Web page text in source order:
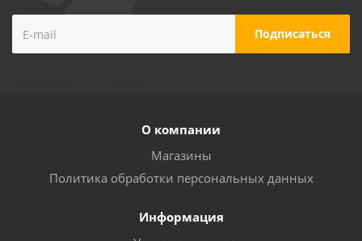
О компании
Магазины
Политика обработки персональных данных
Информация